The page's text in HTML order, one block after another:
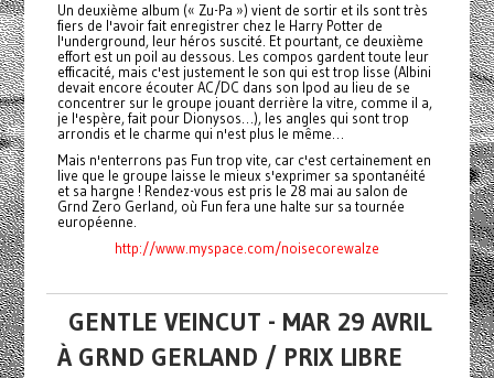
Un deuxième album (« Zu-Pa ») vient de sortir et ils sont très
fiers de l'avoir fait enregistrer chez le Harry Potter de
l'underground, leur héros suscité. Et pourtant, ce deuxième
effort est un poil au dessous. Les compos gardent toute leur
efficacité, mais c'est justement le son qui est trop lisse (Albini
devait encore écouter AC/DC dans son Ipod au lieu de se
concentrer sur le groupe jouant derrière la vitre, comme il a,
je l'espère, fait pour Dionysos…), les angles qui sont trop
arrondis et le charme qui n'est plus le même…
Mais n'enterrons pas Fun trop vite, car c'est certainement en
live que le groupe laisse le mieux s'exprimer sa spontanéité
et sa hargne ! Rendez-vous est pris le 28 mai au salon de
Grnd Zero Gerland, où Fun fera une halte sur sa tournée
européenne.
http://www.myspace.com/noisecorewalze
GENTLE VEINCUT - MAR 29 AVRIL
À GRND GERLAND / PRIX LIBRE